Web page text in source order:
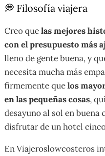
💭 Filosofía viajera
Creo quelas mejores
con el presupuesto más
lleno de gente buena, y
necesita mucha más
firmemente quelos
en las pequeñas cosas,
desayuno al sol en buena
disfrutar de un hotel
En Viajeroslowcosteros